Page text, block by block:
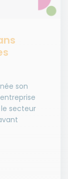
son
secteur